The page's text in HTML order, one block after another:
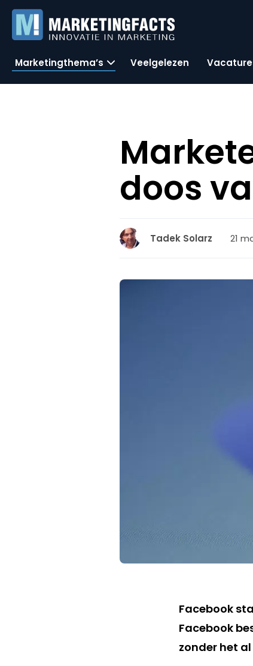
Marketingthema’s Veelgelezen
doos
Tadek Solarz 21
Facebook
Facebook
zonder het